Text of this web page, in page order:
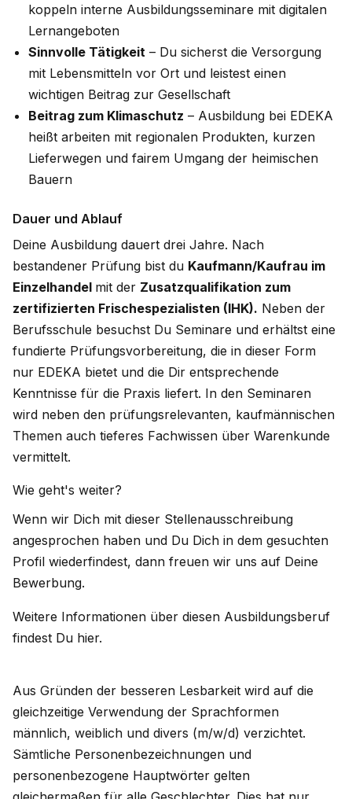
koppeln interne Ausbildungsseminare mit digitalen
Lernangeboten
Sinnvolle Tätigkeit – Du sicherst die Versorgung
mit Lebensmitteln vor Ort und leistest einen
wichtigen Beitrag zur Gesellschaft
Beitrag zum Klimaschutz – Ausbildung bei EDEKA
heißt arbeiten mit regionalen Produkten, kurzen
Lieferwegen und fairem Umgang der heimischen
Bauern
Dauer und Ablauf
Deine Ausbildung dauert drei Jahre. Nach
bestandener Prüfung bist du Kaufmann/Kaufrau im
Einzelhandel mit der Zusatzqualifikation zum
zertifizierten Frischespezialisten (IHK). Neben der
Berufsschule besuchst Du Seminare und erhältst eine
fundierte Prüfungsvorbereitung, die in dieser Form
nur EDEKA bietet und die Dir entsprechende
Kenntnisse für die Praxis liefert. In den Seminaren
wird neben den prüfungsrelevanten, kaufmännischen
Themen auch tieferes Fachwissen über Warenkunde
vermittelt.
Wie geht's weiter?
Wenn wir Dich mit dieser Stellenausschreibung
angesprochen haben und Du Dich in dem gesuchten
Profil wiederfindest, dann freuen wir uns auf Deine
Bewerbung.
Weitere Informationen über diesen Ausbildungsberuf
findest Du hier.
Aus Gründen der besseren Lesbarkeit wird auf die
gleichzeitige Verwendung der Sprachformen
männlich, weiblich und divers (m/w/d) verzichtet.
Sämtliche Personenbezeichnungen und
personenbezogene Hauptwörter gelten